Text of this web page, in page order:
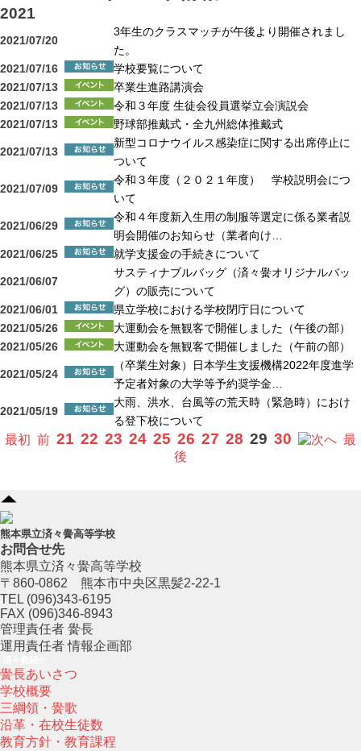
2021
2021/07/20
3年生のクラスマッチが午後より開催されまし
た。
2021/07/16
学校要覧について
2021/07/13
卒業生進路講演会
2021/07/13
令和３年度 生徒会役員選挙立会演説会
2021/07/13
野球部推戴式・全九州総体推戴式
2021/07/13
新型コロナウイルス感染症に関する出席停止に
ついて
2021/07/09
令和３年度（２０２１年度） 学校説明会につ
いて
2021/06/29
令和４年度新入生用の制服等選定に係る業者説
明会開催のお知らせ（業者向け…
2021/06/25
就学支援金の手続きについて
2021/06/07
サスティナブルバッグ（済々黌オリジナルバッ
グ）の販売について
2021/06/01
県立学校における学校閉庁日について
2021/05/26
大運動会を無観客で開催しました（午後の部）
2021/05/26
大運動会を無観客で開催しました（午前の部）
2021/05/24
（卒業生対象）日本学生支援機構2022年度進学
予定者対象の大学等予約奨学金…
2021/05/19
大雨、洪水、台風等の荒天時（緊急時）におけ
る登下校について
最初 前 21 22 23 24 25 26 27 28 29 30 へ 最
後
熊本県立済々黌高等学校
お問合せ先
熊本県立済々黌高等学校
〒860-0862 熊本市中央区黒髪2-22-1
TEL (096)343-6195
FAX (096)346-8943
管理責任者 黌長
運用責任者 情報企画部
黌長あいさつ
学校概要
三綱領・黌歌
沿革・在校生徒数
教育方針・教育課程